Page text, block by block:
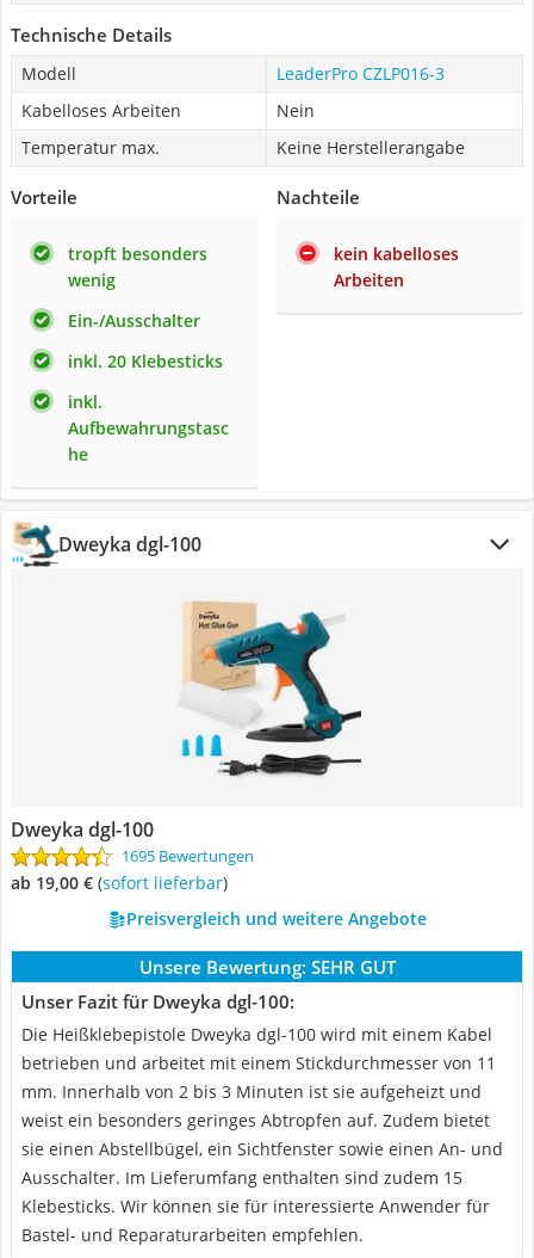
Technische Details
Modell
LeaderPro CZLP016-3
Kabelloses Arbeiten
Nein
Temperatur max.
Keine Herstellerangabe
Vorteile
tropft besonders
wenig
Ein-/Ausschalter
inkl. 20 Klebesticks
inkl.
Aufbewahrungstasc
he
Nachteile
kein kabelloses
Arbeiten
Dweyka dgl-100
Dweyka dgl-100
1695 Bewertungen
ab 19,00 € ( Sofort lieferbar)
Preisvergleich und weitere Angebote
Unsere Bewertung: SEHR GUT
Unser Fazit für Dweyka dgl-100:
Die Heißklebepistole Dweyka dgl-100 wird mit einem Kabel
betrieben und arbeitet mit einem Stickdurchmesser von 11
mm. Innerhalb von 2 bis 3 Minuten ist sie aufgeheizt und
weist ein besonders geringes Abtropfen auf. Zudem bietet
sie einen Abstellbügel, ein Sichtfenster sowie einen An- und
Ausschalter. Im Lieferumfang enthalten sind zudem 15
Klebesticks. Wir können sie für interessierte Anwender für
Bastel- und Reparaturarbeiten empfehlen.